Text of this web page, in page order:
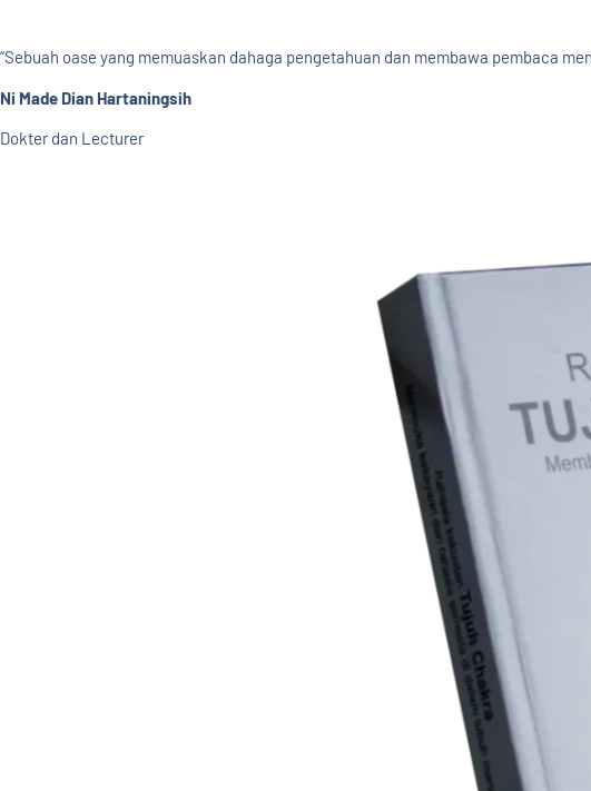
“Sebuah oase yang memuaskan dahaga pengetahuan dan membawa pembaca
Ni Made Dian Hartaningsih
Dokter dan Lecturer